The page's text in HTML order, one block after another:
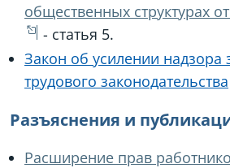
общественных структурах
- статья 5.
Закон об усилении
трудового законодательства
Разъяснения и
Расширение прав